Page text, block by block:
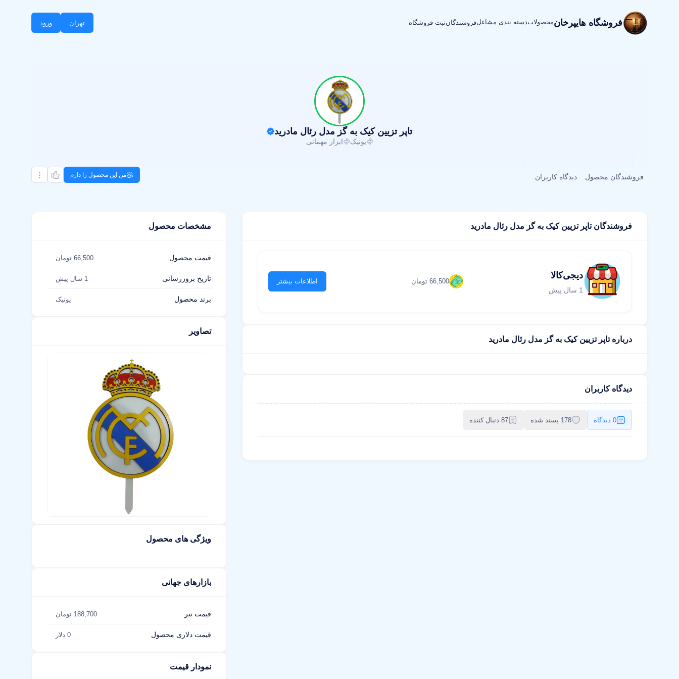
فروشگاه هایپرخانمحصولاتدسته بندی مشاغلفروشندگانثبت فروشگاه تهران ورود
تاپر تزیین کیک به گز مدل رئال مادرید
یونیک ابزار مهمانی
فروشندگان محصول دیدگاه کاربران من این محصول را دارم
فروشندگان تاپر تزیین کیک به گز مدل رئال مادرید
دیجی‌کالا
1 سال پیش
66,500 تومان اطلاعات بیشتر
درباره تاپر تزیین کیک به گز مدل رئال مادرید
دیدگاه کاربران
0 دیدگاه 178 پسند شده 87 دنبال کننده
مشخصات محصول
قیمت محصول 66,500 تومان
تاریخ بروزرسانی 1 سال پیش
برند محصول یونیک
تصاویر
ویژگی های محصول
بازارهای جهانی
قیمت تتر 188,700 تومان
قیمت دلاری محصول 0 دلار
نمودار قیمت